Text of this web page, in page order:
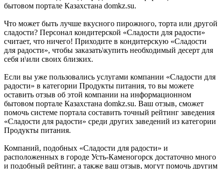
бытовом портале Казахстана domkz.su.
Что может быть лучше вкусного пирожного, торта или другой
сладости? Персонал кондитерской «Сладости для радости»
считает, что ничего! Приходите в кондитерскую «Сладости
для радости», чтобы заказать\купить необходимый десерт для
себя и\или своих близких.
Если вы уже пользовались услугами компании «Сладости для
радости» в категории Продукты питания, то вы можете
оставить отзыв об этой компании на информационном
бытовом портале Казахстана domkz.su. Ваш отзыв, сможет
помочь системе портала составить точный рейтинг заведения
«Сладости для радости» среди других заведений из категории
Продукты питания.
Компаний, подобных «Сладости для радости» и
расположенных в городе Усть-Каменогорск достаточно много
и подобный рейтинг, а также ваш отзыв, могут помочь другим